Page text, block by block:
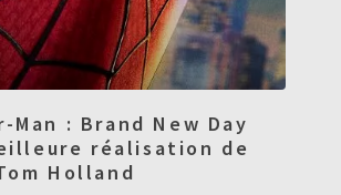
Man : Brand New Day
réalisation de
Holland